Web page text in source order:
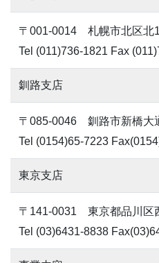
〒001-0014 札幌市北区北
Tel (011)736-1821 Fax
釧路支店
〒085-0046 釧路市新橋大
Tel (0154)65-7223
東京支店
〒141-0031 東京都品川
Tel (03)6431-8838